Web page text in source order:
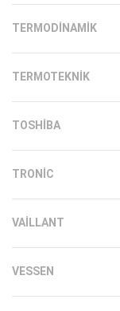
TERMODINAMIK
TERMOTEKNIK
TOSHIBA
TRONIC
VAILLANT
VESSEN